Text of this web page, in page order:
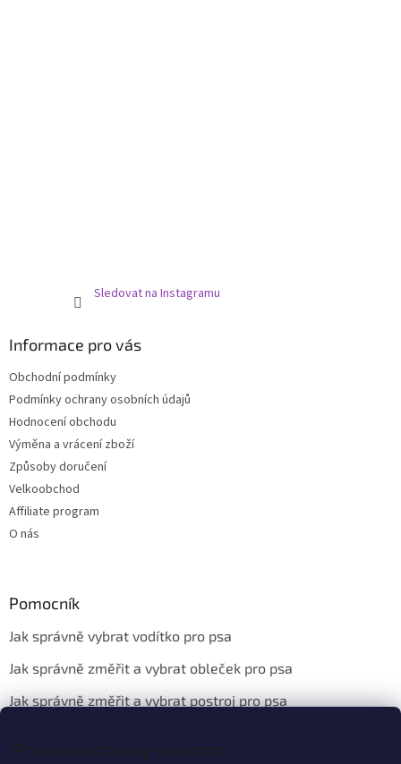
Principy ochrany soukromí
Sledovat na Instagramu
Informace pro vás
Obchodní podmínky
Podmínky ochrany osobních údajů
Hodnocení obchodu
Výměna a vrácení zboží
Způsoby doručení
Velkoobchod
Affiliate program
O nás
Pomocník
Jak správně vybrat vodítko pro psa
Jak správně změřit a vybrat obleček pro psa
Jak správně změřit a vybrat postroj pro psa